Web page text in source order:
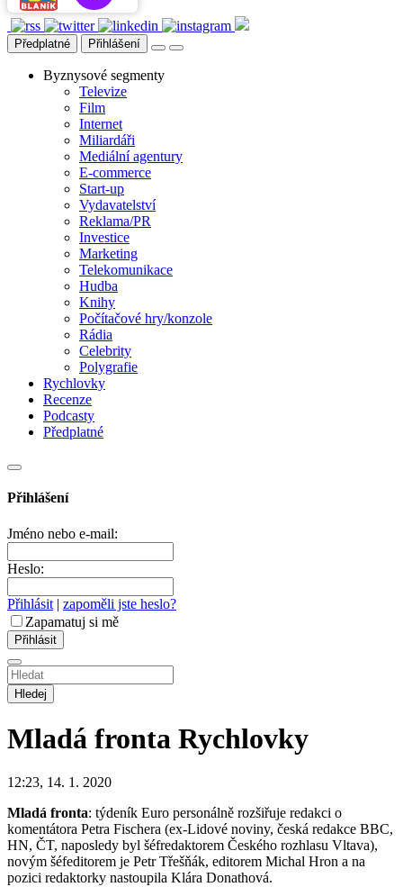
Předplatné Přihlášení
Byznysové segmenty
Televize
Film
Internet
Miliardáři
Mediální agentury
E-commerce
Start-up
Vydavatelství
Reklama/PR
Investice
Marketing
Telekomunikace
Hudba
Knihy
Počítačové hry/konzole
Rádia
Celebrity
Polygrafie
Rychlovky
Recenze
Podcasty
Předplatné
Přihlášení
Jméno nebo e-mail:
Heslo:
Přihlásit | zapoměli jste heslo?
Zapamatuj si mě
Hledej
Mladá fronta Rychlovky
12:23, 14. 1. 2020
Mladá fronta: týdeník Euro personálně rozšiřuje redakci o
komentátora Petra Fischera (ex-Lidové noviny, česká redakce BBC,
HN, ČT, naposledy byl šéfredaktorem Českého rozhlasu Vltava),
novým šéfeditorem je Petr Třešňák, editorem Michal Hron a na
pozici redaktorky nastoupila Klára Donathová.